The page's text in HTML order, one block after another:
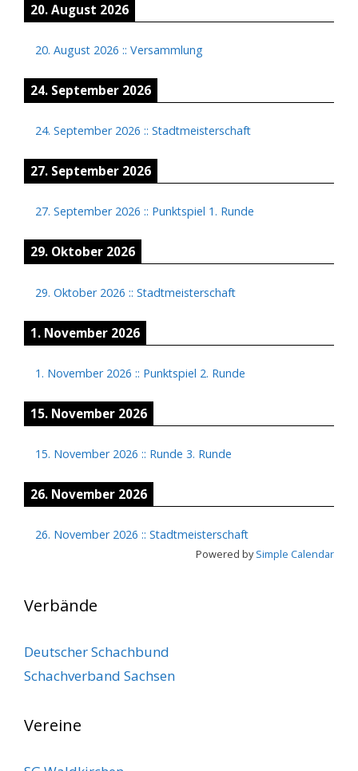
20. August 2026
20. August 2026 :: Versammlung
24. September 2026
24. September 2026 :: Stadtmeisterschaft
27. September 2026
27. September 2026 :: Punktspiel 1. Runde
29. Oktober 2026
29. Oktober 2026 :: Stadtmeisterschaft
1. November 2026
1. November 2026 :: Punktspiel 2. Runde
15. November 2026
15. November 2026 :: Runde 3. Runde
26. November 2026
26. November 2026 :: Stadtmeisterschaft
Powered bySimple Calendar
Verbände
Deutscher Schachbund
Schachverband Sachsen
Vereine